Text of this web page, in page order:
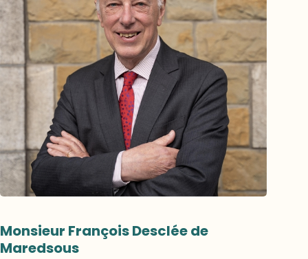
Monsieur François Desclée de
Maredsous